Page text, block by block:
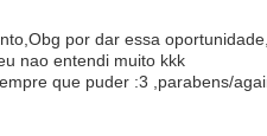
por dar essa
nao entendi muito kkk
que puder :3 ,parabens/